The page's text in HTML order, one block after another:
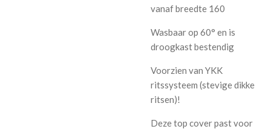
vanaf breedte 160
Wasbaar op 60° en is
droogkast bestendig
Voorzien van YKK
ritssysteem (stevige dikke
ritsen)!
Deze top cover past voor